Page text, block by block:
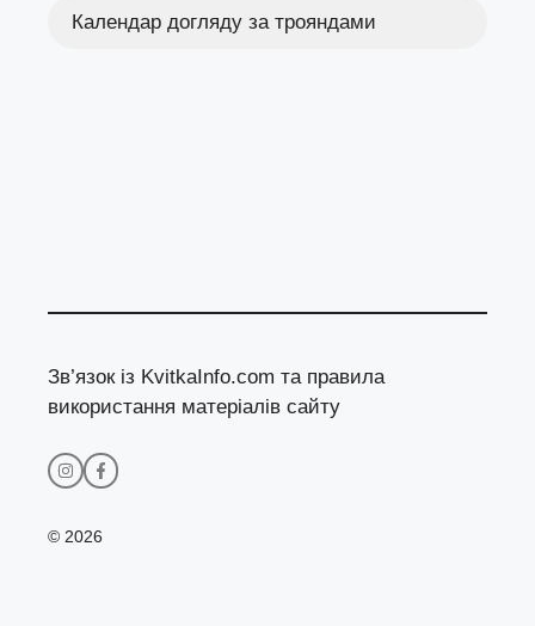
Календар догляду за трояндами
Зв’язок із KvitkaInfo.com та правила
використання матеріалів сайту
© 2026